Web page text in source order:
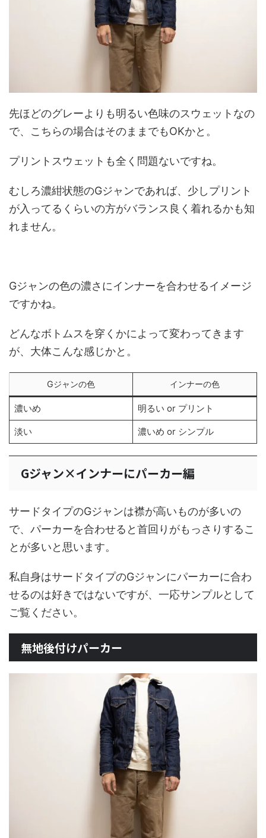
先ほどのグレーよりも明るい色味のスウェットなの
で、こちらの場合はそのままでもOKかと。
プリントスウェットも全く問題ないですね。
むしろ濃紺状態のGジャンであれば、少しプリント
が入ってるくらいの方がバランス良く着れるかも知
れません。
Gジャンの色の濃さにインナーを合わせるイメージ
ですかね。
どんなボトムスを穿くかによって変わってきます
が、大体こんな感じかと。
Gジャンの色 インナーの色
濃いめ 明るい or プリント
淡い 濃いめ or シンプル
Gジャン×インナーにパーカー編
サードタイプのGジャンは襟が高いものが多いの
で、パーカーを合わせると首回りがもっさりするこ
とが多いと思います。
私自身はサードタイプのGジャンにパーカーに合わ
せるのは好きではないですが、一応サンプルとして
ご覧ください。
無地後付けパーカー